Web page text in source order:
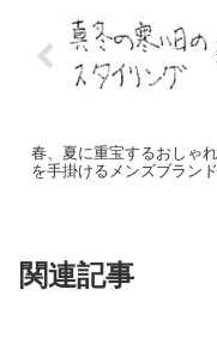
春、夏に重宝するおしゃ
を手掛けるメンズブランド
関連記事